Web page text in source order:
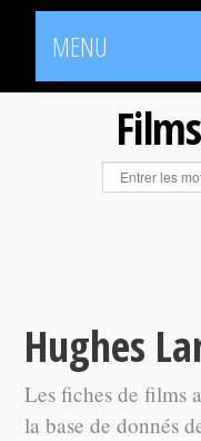
MENU
Hughes
Les fiches de films
la base de donnés